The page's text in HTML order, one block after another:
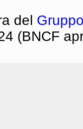
del
(BNCF